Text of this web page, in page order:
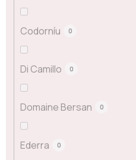
Codorníu 0
Di Camillo 0
Domaine Bersan 0
Ederra 0